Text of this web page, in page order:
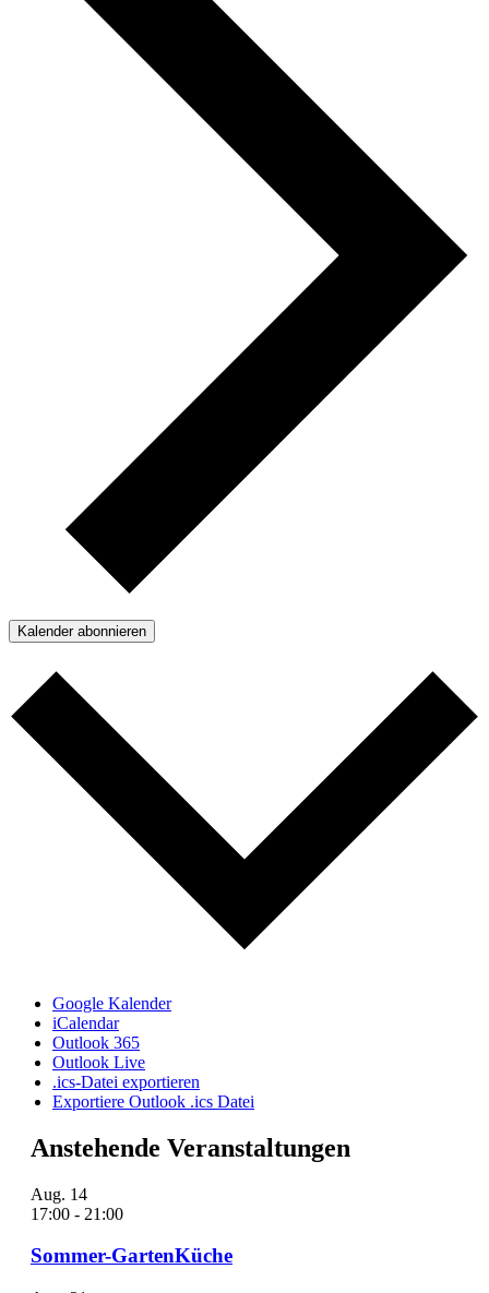
Kalender abonnieren
Google Kalender
iCalendar
Outlook 365
Outlook Live
.ics-Datei exportieren
Exportiere Outlook .ics Datei
Anstehende Veranstaltungen
Aug. 14
17:00 - 21:00
Sommer-GartenKüche